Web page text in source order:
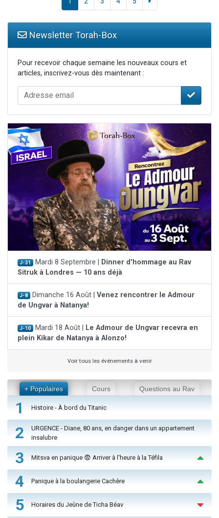
Newsletter Torah-Box
Pour recevoir chaque semaine les nouveaux cours et
articles, inscrivez-vous dès maintenant :
J-31 Mardi 8 Septembre |
Dinner d'hommage au Rav
Sitruk à Londres — 10 ans déjà
J-8 Dimanche 16 Août | Venez rencontrer le Admour
de Ungvar à Natanya!
J-10 Mardi 18 Août |
Le Admour de Ungvar recevra en
plein Kikar de Natanya à Alonzo!
Voir tous les événements à venir
+ Populaires Cours Questions au Rav
1 Histoire - À bord du Titanic
2
URGENCE - Diane, 80 ans, en danger dans un appartement
insalubre
3 Mitsva en panique 😨 Arriver à l'heure à la Téfila
4 Panique à la boulangerie Cachère
5 Horaires du Jeûne de Ticha Béav